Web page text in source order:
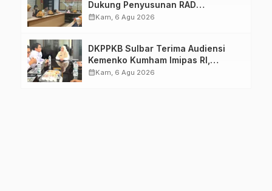
Dukung Penyusunan RAD
TPB/SDGs Sulawesi Barat
calendar_monthKam, 6 Agu 2026
DKPPKB Sulbar Terima Audiensi
Kemenko Kumham Imipas RI,
Perkuat Pelayanan Kesehatan bagi
calendar_monthKam, 6 Agu 2026